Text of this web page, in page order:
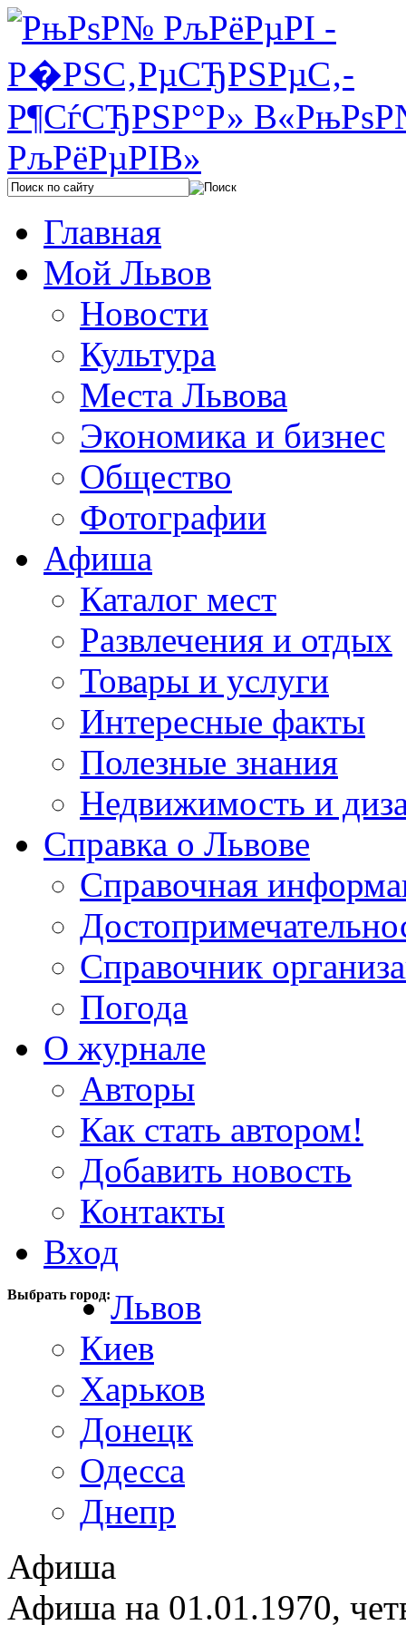
Главная
Мой Львов
Новости
Культура
Места Львова
Экономика и бизнес
Общество
Фотографии
Афиша
Каталог мест
Развлечения и отдых
Товары и услуги
Интересные факты
Полезные знания
Недвижимость и
Справка о Львове
Справочная
Справочник
Погода
О журнале
Авторы
Как стать автором!
Добавить новость
Контакты
Вход
Выбрать город:Львов
Киев
Харьков
Донецк
Одесса
Днепр
Афиша
Афиша на 01.01.1970,